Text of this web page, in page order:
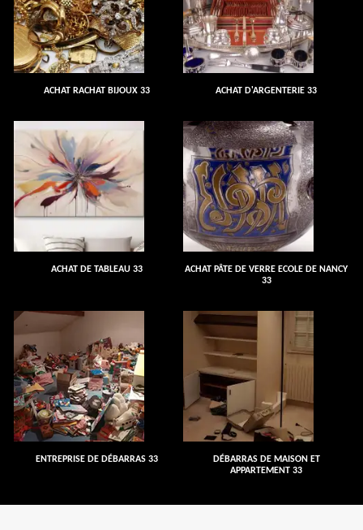
ACHAT RACHAT BIJOUX 33 ACHAT D'ARGENTERIE 33
ACHAT DE TABLEAU 33
ACHAT PÂTE DE VERRE ECOLE DE NANCY
33
ENTREPRISE DE DÉBARRAS 33
DÉBARRAS DE MAISON ET
APPARTEMENT 33